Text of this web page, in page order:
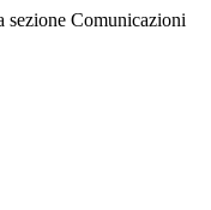
Comunicazioni